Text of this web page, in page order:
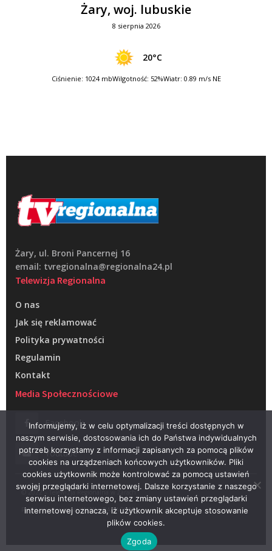
Żary, woj. lubuskie
8 sierpnia 2026
20°C
Ciśnienie: 1024 mbWilgotność: 52%Wiatr: 0.89 m/s NE
Żary, ul. Broni Pancernej 16
email: tvregionalna@regionalna24.pl
Telewizja Regionalna
O nas
Jak się reklamować
Polityka prywatności
Regulamin
Kontakt
Media Społecznościowe
Facebook
Youtube
© 2022 – Telewizja Regionalna w Żarach
Projektowanie stron WWW –RAGACOM
Informujemy, iż w celu optymalizacji treści dostępnych w
naszym serwisie, dostosowania ich do Państwa indywidualnych
potrzeb korzystamy z informacji zapisanych za pomocą plików
cookies na urządzeniach końcowych użytkowników. Pliki
cookies użytkownik może kontrolować za pomocą ustawień
swojej przeglądarki internetowej. Dalsze korzystanie z naszego
serwisu internetowego, bez zmiany ustawień przeglądarki
internetowej oznacza, iż użytkownik akceptuje stosowanie
plików cookies.
Zgoda